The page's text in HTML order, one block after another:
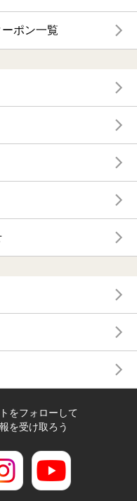
ポン一覧
をフォローして
を受け取ろう